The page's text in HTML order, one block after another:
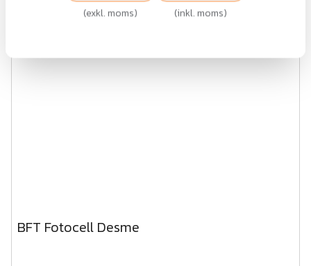
BFT Fotocell Desme
(exkl. moms) (inkl. moms)